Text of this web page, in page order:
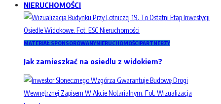
NIERUCHOMOŚCI
MATERIAŁ SPONSOROWANYNIERUCHOMOŚCIPARTNERZY
Jak zamieszkać na osiedlu z widokiem?